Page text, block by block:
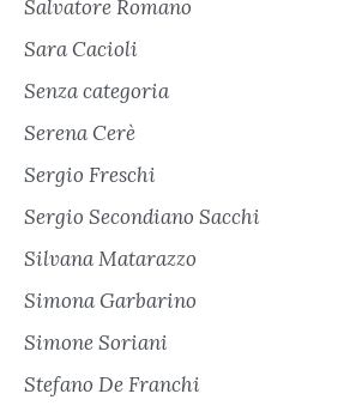
Salvatore Romano
Sara Cacioli
Senza categoria
Serena Cerè
Sergio Freschi
Sergio Secondiano Sacchi
Silvana Matarazzo
Simona Garbarino
Simone Soriani
Stefano De Franchi